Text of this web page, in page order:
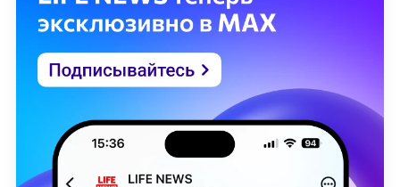
метров в секунду.
В начале выходных на дорогах Петербурга была
снижена видимостьиз-за окутавшего город